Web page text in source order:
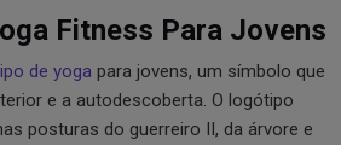
Fitness Para Jovens
de yoga para jovens, um símbolo que
e a autodescoberta. O logótipo
posturas do guerreiro II, da árvore e